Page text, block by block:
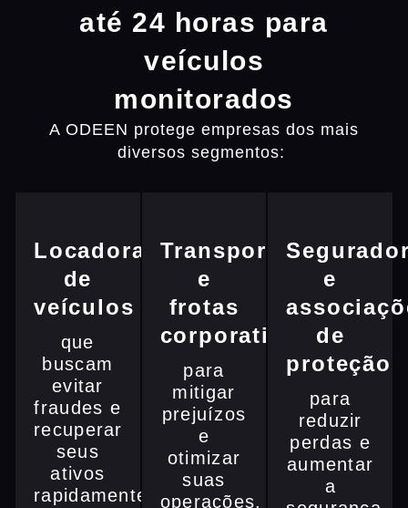
até 24 horas para
veículos
monitorados
A ODEEN protege empresas dos mais
diversos segmentos:
Locadoras
de
veículos
que
buscam
evitar
fraudes e
recuperar
seus
ativos
rapidamente.
Transportadoras
e
frotas
corporativas
para
mitigar
prejuízos
e
otimizar
suas
operações.
e
de
proteção
para
reduzir
perdas e
aumentar
a